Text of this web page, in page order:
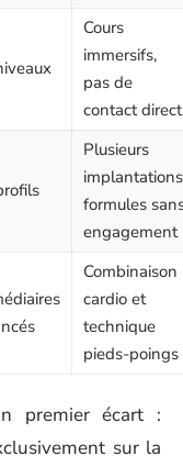
Cours
immersifs,
pas de
contact direct
Plusieurs
formules
engagement
Combinaison
cardio et
technique
pieds-poings
premier écart :
sur la